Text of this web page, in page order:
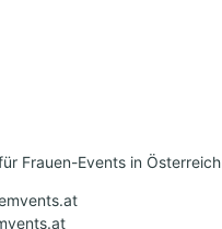
Frauen-Events in Österreich